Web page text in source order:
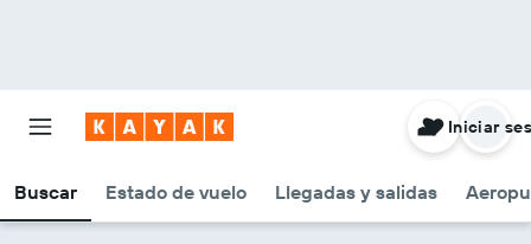
Buscar Estado de vuelo Llegadas y salidas
Iniciar